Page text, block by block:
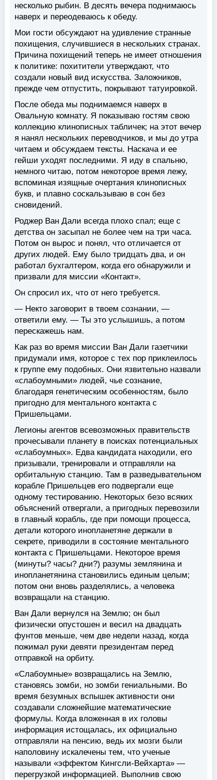
несколько рыбин. В десять вечера поднимаюсь
наверх и переодеваюсь к обеду.
Мои гости обсуждают на удивление странные
похищения, случившиеся в нескольких странах.
Причина похищений теперь не имеет отношения
к политике: похитители утверждают, что
создали новый вид искусства. Заложников,
прежде чем отпустить, покрывают татуировкой.
После обеда мы поднимаемся наверх в
Овальную комнату. Я показываю гостям свою
коллекцию клинописных табличек; на этот вечер
я нанял нескольких переводчиков, и мы до утра
читаем и обсуждаем тексты. Наскача и ее
гейши уходят последними. Я иду в спальню,
немного читаю, потом некоторое время лежу,
вспоминая изящные очертания клинописных
букв, и плавно соскальзываю в сон без
сновидений.
Роджер Ван Дали всегда плохо спал; еще с
детства он засыпал не более чем на три часа.
Потом он вырос и понял, что отличается от
других людей. Ему было тридцать два, и он
работал бухгалтером, когда его обнаружили и
призвали для миссии «Контакт».
Он спросил их, что от него требуется.
— Некто заговорит в твоем сознании, —
ответили ему. — Ты это услышишь, а потом
перескажешь нам.
Как раз во время миссии Ван Дали газетчики
придумали имя, которое с тех пор приклеилось
к группе ему подобных. Они язвительно назвали
«слабоумными» людей, чье сознание,
благодаря генетическим особенностям, было
пригодно для ментального контакта с
Пришельцами.
Легионы агентов всевозможных правительств
прочесывали планету в поисках потенциальных
«слабоумных». Едва кандидата находили, его
призывали, тренировали и отправляли на
орбитальную станцию. Там в разведывательном
корабле Пришельцев его подвергали еще
одному тестированию. Некоторых безо всяких
объяснений отвергали, а пригодных перевозили
в главный корабль, где при помощи процесса,
детали которого инопланетяне держали в
секрете, приводили в состояние ментального
контакта с Пришельцами. Некоторое время
(минуты? часы? дни?) разумы землянина и
инопланетянина становились единым целым;
потом они вновь разделялись, а человека
возвращали на станцию.
Ван Дали вернулся на Землю; он был
физически опустошен и весил на двадцать
фунтов меньше, чем две недели назад, когда
пожимал руки девяти президентам перед
отправкой на орбиту.
«Слабоумные» возвращались на Землю,
становясь зомби, но зомби гениальными. Во
время безумных вспышек активности они
создавали сложнейшие математические
формулы. Когда вложенная в их головы
информация истощалась, их официально
отправляли на пенсию, ведь их мозги были
наполовину искалечены тем, что ученые
называли «эффектом Кингсли-Вейхарта» —
перегрузкой информацией. Выполнив свою